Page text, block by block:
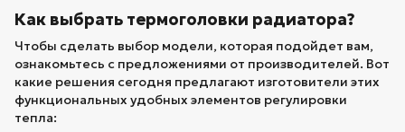
Как выбрать термоголовки радиатора?
Чтобы сделать выбор модели, которая подойдет вам,
ознакомьтесь с предложениями от производителей. Вот
какие решения сегодня предлагают изготовители этих
функциональных удобных элементов регулировки
тепла: